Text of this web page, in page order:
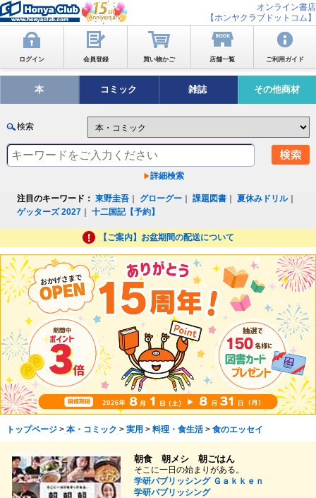
オンライン書店
【ホンヤクラブドットコム】
ログイン 会員登録 買い物かご 店舗一覧 ご利用ガイド
本 コミック 雑誌 その他商材
検索
詳細検索
注目のキーワード： 東野圭吾 グローグー ｜課題図書 ｜夏休みドリル｜
ゲッターズ 2027 ｜十二国記【予約】
【ご案内】お盆期間の配送について
トップページ> 本・コミック > 実用 > 料理・食生活> 食のエッセイ
朝食 朝メシ 朝ごはん
そこに一日の始まりがある。
学研パブリッシング Ｇａｋｋｅｎ
学研パブリッシング